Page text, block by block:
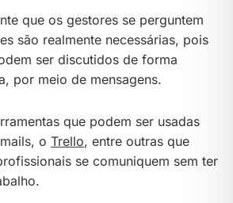
que os gestores se perguntem
são realmente necessárias, pois
ser discutidos de forma
por meio de mensagens.
que podem ser usadas
o Trello, entre outras que
se comuniquem sem ter